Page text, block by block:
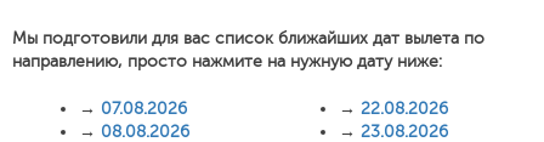
Мы подготовили для вас список ближайших дат вылета по
направлению, просто нажмите на нужную дату ниже:
→ 07.08.2026
→ 08.08.2026
→ 22.08.2026
→ 23.08.2026